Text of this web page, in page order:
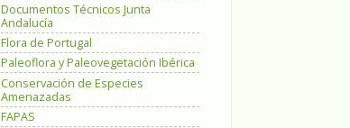
Documentos Técnicos Junta
Andalucía
Flora de Portugal
Paleoflora y Paleovegetación Ibérica
Conservación de Especies
Amenazadas
FAPAS